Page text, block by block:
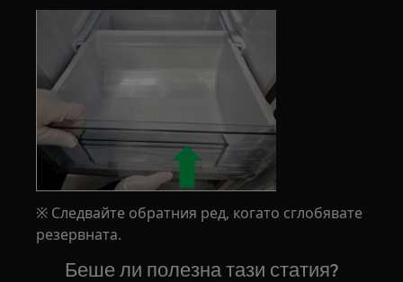
※ Следвайте обратния ред, когато сглобявате
резервната.
Беше ли полезна тази статия?